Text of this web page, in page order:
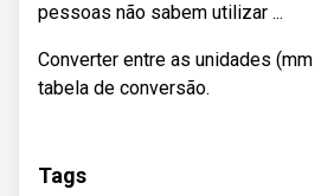
pessoas não sabem utilizar ...
Converter entre as unidades
tabela de conversão.
Tags